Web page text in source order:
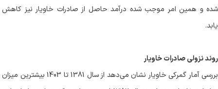
شده و همین امر موجب شده درآمد حاصل از صادرات خاویار نیز کاهش
یابد.
روند نزولی صادرات خاویار
بررسی آمار گمرکی خاویار نشان می‌دهد از سال 1381 تا 1403 بیشترین میزان